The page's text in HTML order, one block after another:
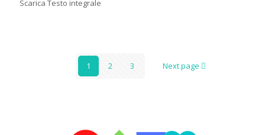
Scarica Testo integrale
1 2 3 Next page